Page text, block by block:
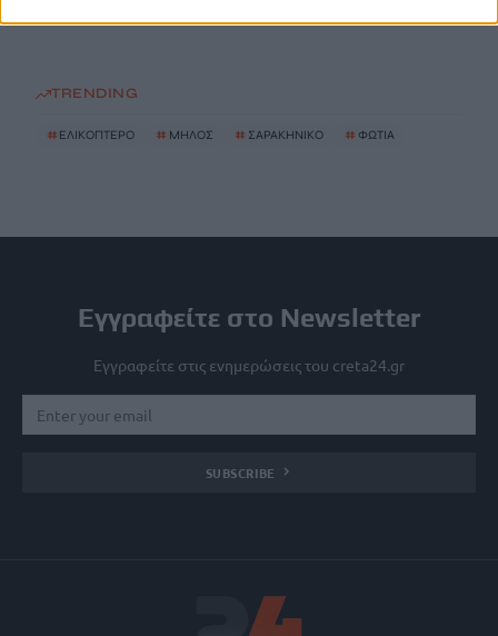
TRENDING
# ΕΛΙΚΟΠΤΕΡΟ # ΜΗΛΟΣ # ΣΑΡΑΚΗΝΙΚΟ # ΦΩΤΙΑ
Εγγραφείτε στο Newsletter
Εγγραφείτε στις ενημερώσεις του creta24.gr
SUBSCRIBE